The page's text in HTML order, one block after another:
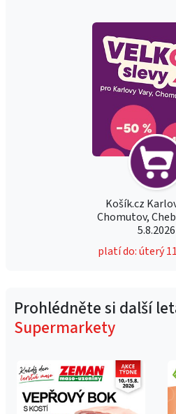
Košík.cz
Chomutov,
5.8.2026
platí do: úterý
Prohlédněte si další
Supermarkety